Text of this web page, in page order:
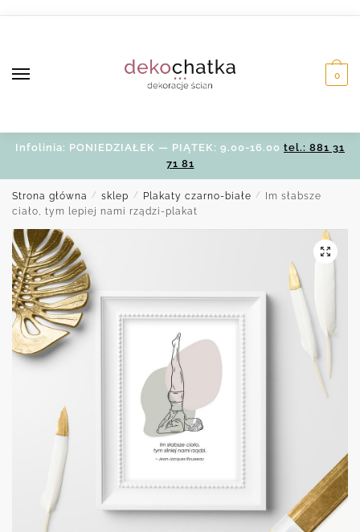
0
Infolinia: PONIEDZIAŁEK — PIĄTEK: 9.00-16.00 tel.: 881 31
71 81
Strona główna / sklep / Plakaty czarno-białe /
Im słabsze
ciało, tym lepiej nami rządzi-plakat